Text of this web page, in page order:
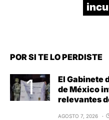
POR SI TE LO PERDISTE
El Gabinete
de México
relevantes
AGOSTO 7, 2026